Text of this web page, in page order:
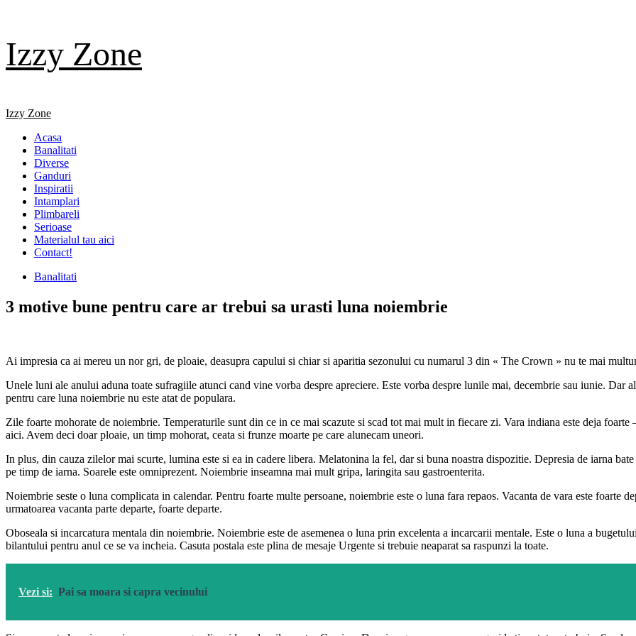
content
Izzy Zone
Primary
Izzy Zone
Acasa
Banalitati
Diverse
Ganduri
Inspiratii
Intamplari
Plimbareli
Serioase
Materialul tau aici
Contact!
Banalitati
3 motive bune pentru care ar trebui sa urasti luna noiembrie
Ai impresia ca ai mereu un nor gri, de ploaie, deasupra capului si chiar si aparitia sezonului cu numarul 3 din « The Crown » nu te mai
Unele luni ale anului aduna toate sufragiile atunci cand vine vorba despre apreciere. Este vorba despre lunile mai, decembrie sau iunie. Dar
pentru care luna noiembrie nu este atat de populara.
Zile foarte mohorate de noiembrie. Temperaturile sunt din ce in ce mai scazute si scad tot mai mult in fiecare zi. Vara indiana este deja
aici. Avem deci doar ploaie, un timp mohorat, ceata si frunze moarte pe care alunecam uneori.
In plus, din cauza zilelor mai scurte, lumina este si ea in cadere libera. Melatonina la fel, dar si buna noastra dispozitie. Depresia de iarna
pe timp de iarna. Soarele este omniprezent. Noiembrie inseamna mai mult gripa, laringita sau gastroenterita.
Noiembrie seste o luna complicata in calendar. Pentru foarte multe persoane, noiembrie este o luna fara repaos. Vacanta de vara este foarte
urmatoarea vacanta parte departe, foarte departe.
Oboseala si incarcatura mentala din noiembrie. Noiembrie este de asemenea o luna prin excelenta a incarcarii mentale. Este o luna a
bilantului pentru anul ce se va incheia. Casuta postala este plina de mesaje Urgente si trebuie neaparat sa raspunzi la toate.
Vezi si: Pai sa moara si capra vecinului